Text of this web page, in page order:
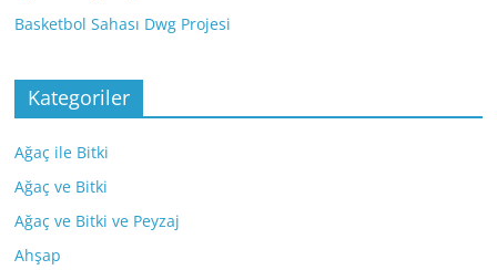
Basketbol Sahası Dwg Projesi
Kategoriler
Ağaç ile Bitki
Ağaç ve Bitki
Ağaç ve Bitki ve Peyzaj
Ahşap